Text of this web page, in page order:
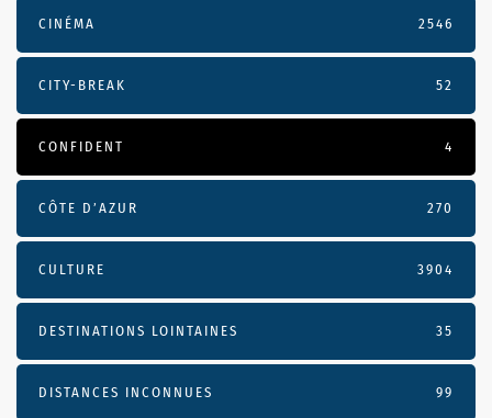
CINÉMA 2546
CITY-BREAK 52
CONFIDENT 4
CÔTE D’AZUR 270
CULTURE 3904
DESTINATIONS LOINTAINES 35
DISTANCES INCONNUES 99